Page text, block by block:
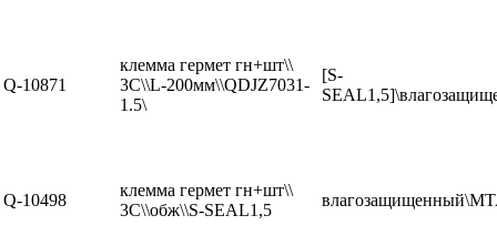
Q-10871
клемма гермет гн+шт\\
3C\\L-200мм\\QDJZ7031-
1.5\
[S-
Q-10498
клемма гермет гн+шт\\
3C\\обж\\S-SEAL1,5